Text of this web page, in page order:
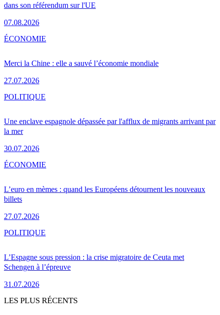
dans son référendum sur l'UE
07.08.2026
Merci la Chine : elle a sauvé l’économie mondiale
27.07.2026
ÉCONOMIE
Une enclave espagnole dépassée par l'afflux de migrants arrivant par
la mer
30.07.2026
POLITIQUE
L’euro en mèmes : quand les Européens détournent les nouveaux
billets
27.07.2026
ÉCONOMIE
L’Espagne sous pression : la crise migratoire de Ceuta met
Schengen à l’épreuve
31.07.2026
POLITIQUE
LES PLUS RÉCENTS